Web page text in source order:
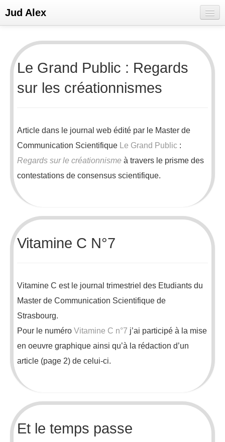
Jud Alex
E-CV
Portfolio
Le Grand Public : Regards
sur les créationnismes
Article dans le journal web édité par le Master de
Communication Scientifique
Le Grand Public :
Regards sur le créationnisme à travers le prisme des
contestations de consensus scientifique.
Vitamine C N°7
Vitamine C est le journal trimestriel des Etudiants du
Master de Communication Scientifique de
Strasbourg.
Pour le numéro Vitamine C n°7 j’ai participé à la mise
en oeuvre graphique ainsi qu’à la rédaction d’un
article (page 2) de celui-ci.
Et le temps passe